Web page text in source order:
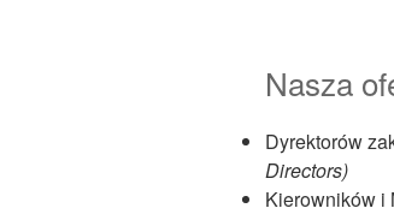
Nasza
Dyrektorów
Directors)
Kierowników i